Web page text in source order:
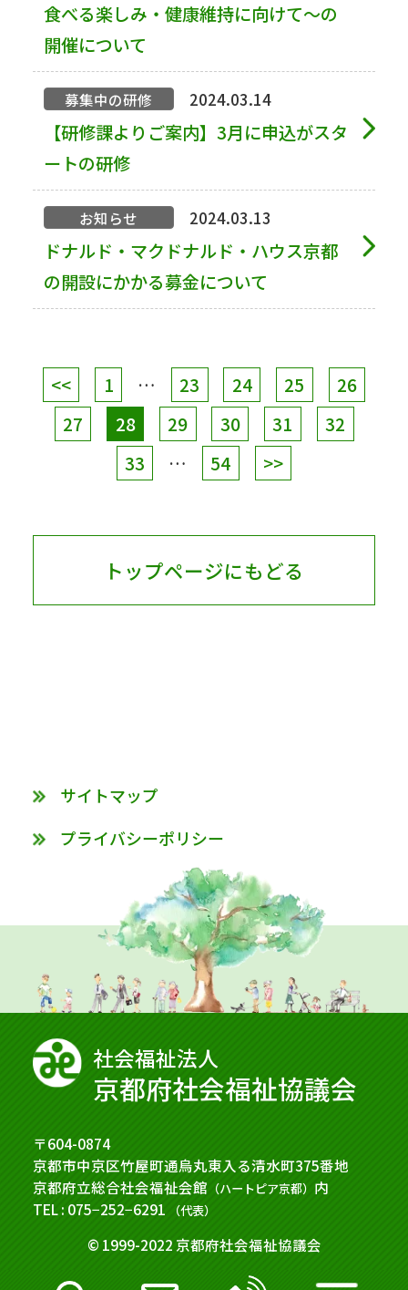
食べる楽しみ・健康維持に向けて～の
開催について
募集中の研修 2024.03.14
【研修課よりご案内】3月に申込がスタ
ートの研修
お知らせ 2024.03.13
ドナルド・マクドナルド・ハウス京都
の開設にかかる募金について
<< 1 … 23 24 25
26
27
28 29 30 31
32
33
… 54 >>
トップページにもどる
サイトマップ
プライバシーポリシー
社会福祉法⼈
京都府社会福祉協議会
〒604-0874
京都市中京区竹屋町通烏丸東入る清水町375番地
京都府立総合社会福祉会館 （ハートピア京都） 内
TEL : 075−252−6291
（代表）
© 1999-2022 京都府社会福祉協議会